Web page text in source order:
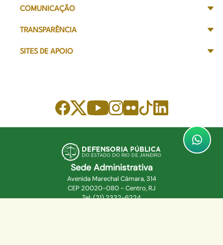
COMUNICAÇÃO
TRANSPARÊNCIA
SITES DE APOIO
Sede Administrativa
Avenida Marechal Câmara, 314
CEP 20020-080 - Centro, RJ
Tel: (21) 2332-6224